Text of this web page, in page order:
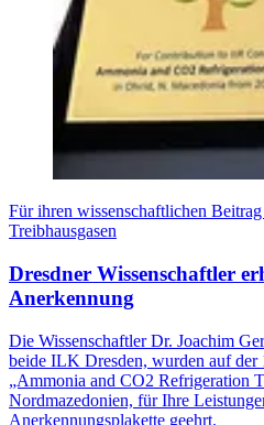
Für ihren wissenschaftlichen
Treibhausgasen
Dresdner Wissenschaftler
Anerkennung
Die Wissenschaftler Dr. Joachim
beide ILK Dresden, wurden auf
„Ammonia and CO2 Refrigeration
Nordmazedonien, für Ihre
Anerkennungsplakette geehrt.